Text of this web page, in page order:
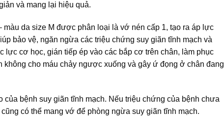
và mang lại hiệu quả.
da size M được phân loại là vớ nén cấp 1, tạo ra áp lực
bảo vệ, ngăn ngừa các triệu chứng suy giãn tĩnh mạch và
lực cơ học, gián tiếp ép vào các bắp cơ trên chân, làm phục
không cho máu chảy ngược xuống và gây ứ đọng ở chân đang
bệnh suy giãn tĩnh mạch. Nếu triệu chứng của bệnh chưa
có thể mang vớ để phòng ngừa suy giãn tĩnh mạch.